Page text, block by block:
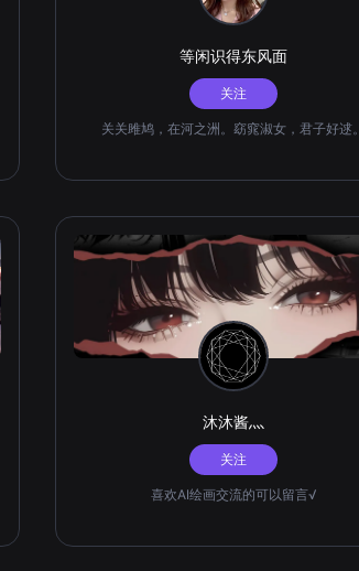
等闲识得东风面
关注
关关雎鸠，在河之洲。窈窕淑女，君子好逑。
沐沐酱灬
关注
喜欢AI绘画交流的可以留言√